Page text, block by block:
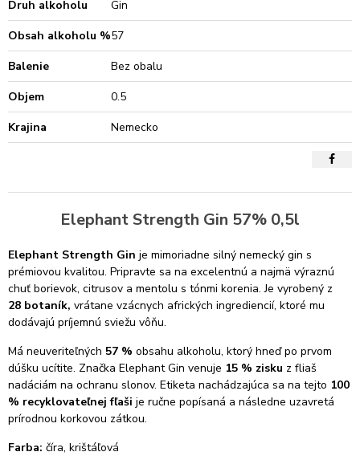
Druh alkoholu
Gin
Obsah alkoholu %57
Balenie
Bez obalu
Objem
0.5
Krajina
Nemecko
Elephant Strength Gin 57% 0,5l
Elephant Strength Gin je mimoriadne silný nemecký gin s
prémiovou kvalitou. Pripravte sa na excelentnú a najmä výraznú
chuť borievok, citrusov a mentolu s tónmi korenia. Je vyrobený z
28 botaník, vrátane vzácnych afrických ingrediencií, ktoré mu
dodávajú príjemnú sviežu vôňu.
Má neuveriteľných 57 % obsahu alkoholu, ktorý hneď po prvom
dúšku ucítite. Značka Elephant Gin venuje 15 % zisku z fliaš
nadáciám na ochranu slonov. Etiketa nachádzajúca sa na tejto 100
% recyklovateľnej fľaši je ručne popísaná a následne uzavretá
prírodnou korkovou zátkou.
Farba: číra, krištáľová